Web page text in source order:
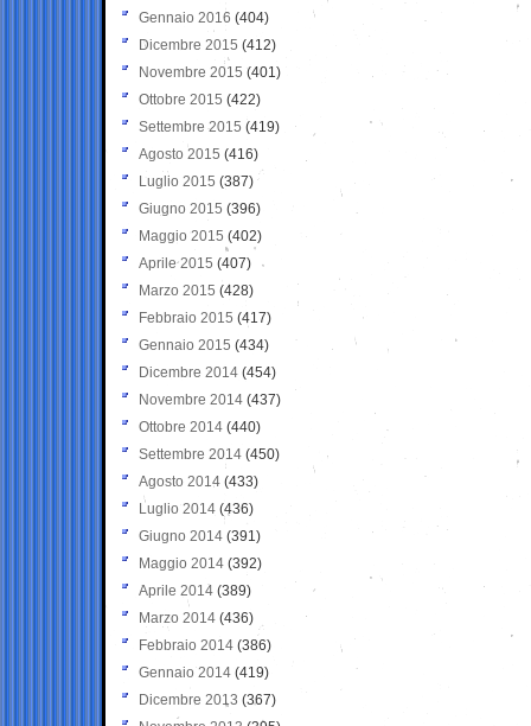
Gennaio 2016 (404)
Dicembre 2015 (412)
Novembre 2015 (401)
Ottobre 2015 (422)
Settembre 2015 (419)
Agosto 2015 (416)
Luglio 2015 (387)
Giugno 2015 (396)
Maggio 2015 (402)
Aprile 2015 (407)
Marzo 2015 (428)
Febbraio 2015 (417)
Gennaio 2015 (434)
Dicembre 2014 (454)
Novembre 2014 (437)
Ottobre 2014 (440)
Settembre 2014 (450)
Agosto 2014 (433)
Luglio 2014 (436)
Giugno 2014 (391)
Maggio 2014 (392)
Aprile 2014 (389)
Marzo 2014 (436)
Febbraio 2014 (386)
Gennaio 2014 (419)
Dicembre 2013 (367)